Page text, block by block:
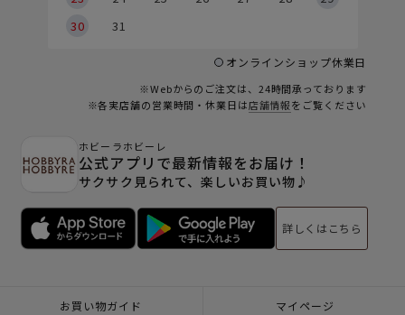
30
31
オンラインショップ休業日
※Webからのご注文は、24時間承っております
※各実店舗の営業時間・休業日は店舗情報をご覧ください
ホビーラホビーレ
公式アプリで最新情報をお届け！
サクサク見られて、楽しいお買い物♪
詳しくはこちら
お買い物ガイド マイページ